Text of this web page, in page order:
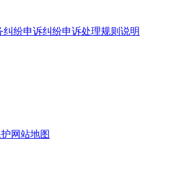
纠纷申诉纠纷申诉处理规则说明
网站地图